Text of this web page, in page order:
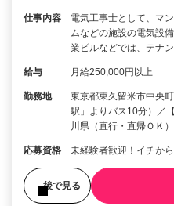
仕事内容
電気工事士として、マ
ムなどの施設の電気設
業ビルなどでは、テナ
給与 月給250,000円以上
勤務地
東京都東久留米市中央
駅」よりバス10分）／
川県（直行・直帰ＯＫ）
応募資格 未経験者歓迎！イチか
後で見る